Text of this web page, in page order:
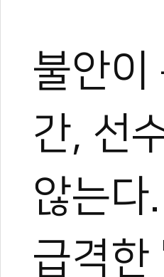
불안이
간, 선
않는다
급격